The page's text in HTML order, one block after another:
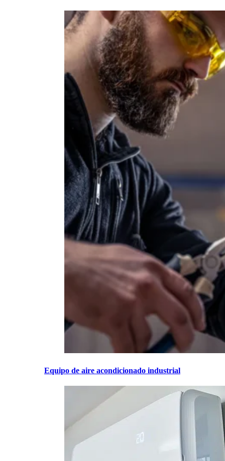
Equipo de aire acondicionado industrial